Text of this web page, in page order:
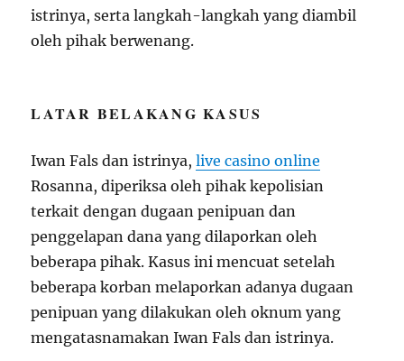
istrinya, serta langkah-langkah yang diambil
oleh pihak berwenang.
LATAR BELAKANG KASUS
Iwan Fals dan istrinya,live casino online
Rosanna, diperiksa oleh pihak kepolisian
terkait dengan dugaan penipuan dan
penggelapan dana yang dilaporkan oleh
beberapa pihak. Kasus ini mencuat setelah
beberapa korban melaporkan adanya dugaan
penipuan yang dilakukan oleh oknum yang
mengatasnamakan Iwan Fals dan istrinya.